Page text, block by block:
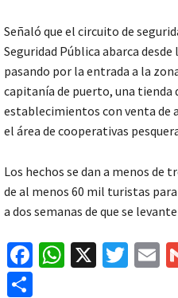
Señaló que el circuito de
Seguridad Pública abarca
pasando por la entrada a la
capitanía de puerto, una tienda
establecimientos con venta de
el área de cooperativas
Los hechos se dan a menos de
de al menos 60 mil turistas
a dos semanas de que se
Fa W X
T
E